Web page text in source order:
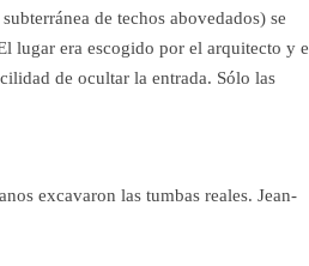
de techos abovedados) se
lugar era escogido por el arquitecto y
de ocultar la entrada. Sólo las
excavaron las tumbas reales. Jean-